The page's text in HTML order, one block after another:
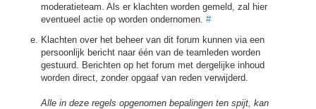
moderatieteam. Als er klachten worden gemeld, zal hier
eventueel actie op worden ondernomen. #
Klachten over het beheer van dit forum kunnen via een
persoonlijk bericht naar één van de teamleden worden
gestuurd. Berichten op het forum met dergelijke inhoud
worden direct, zonder opgaaf van reden verwijderd.
Alle in deze regels opgenomen bepalingen ten spijt, kan